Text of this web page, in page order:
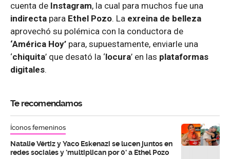
cuenta de Instagram, la cual para muchos fue una
indirecta para Ethel Pozo. La exreina de belleza
aprovechó su polémica con la conductora de
‘América Hoy’ para, supuestamente, enviarle una
‘chiquita’ que desató la ‘locura’ en las plataformas
digitales.
Te recomendamos
Íconos femeninos
Natalie Vértiz y Yaco Eskenazi se lucen juntos en
redes sociales y 'multiplican por 0' a Ethel Pozo